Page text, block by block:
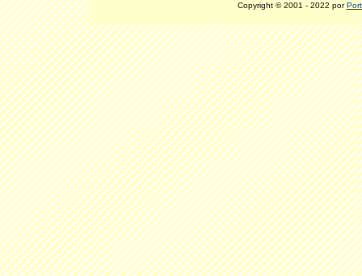
Copyright © 2001 - 2022 por